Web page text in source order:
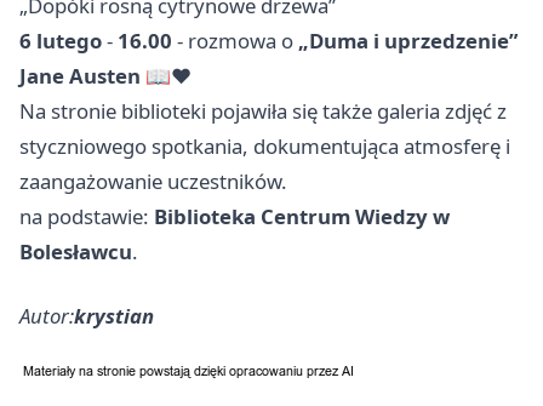
„Dopóki rosną cytrynowe drzewa”
6 lutego- 16.00 - rozmowa o „Duma i uprzedzenie”
Jane Austen 📖❤️
Na stronie biblioteki pojawiła się także galeria zdjęć z
styczniowego spotkania, dokumentująca atmosferę i
zaangażowanie uczestników.
na podstawie: Biblioteka Centrum Wiedzy w
Bolesławcu.
Autor:krystian